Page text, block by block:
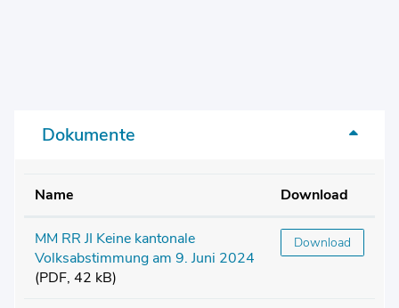
Dokumente
Name Download
MM RR JI Keine kantonale
Volksabstimmung am 9. Juni 2024
(PDF, 42 kB)
Download